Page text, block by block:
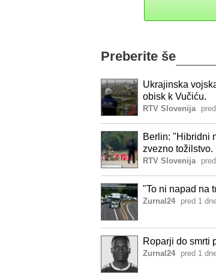
Preberite še
Ukrajinska
obisk k Vučiću.
RTV Slovenija
Berlin: "Hibridni
zvezno tožilstvo.
RTV Slovenija
"To ni napad na
Zurnal24 pred 1
Roparji do smrti
Zurnal24 pred 1